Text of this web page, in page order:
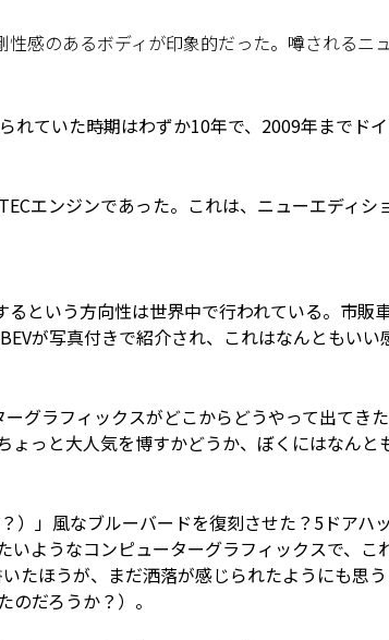
感のあるボディが印象的だった。噂されるニ
れていた時期はわずか10年で、2009年までド
エンジンであった。これは、ニューエディシ
という方向性は世界中で行われている。市販
が写真付きで紹介され、これはなんともいい
グラフィックスがどこからどうやって出てき
っと大人気を博すかどうか、ぼくにはなんと
）」風なブルーバードを復刻させた？5ドアハ
ようなコンピューターグラフィックスで、こ
たほうが、まだ洒落が感じられたようにも思う
だろうか？）。